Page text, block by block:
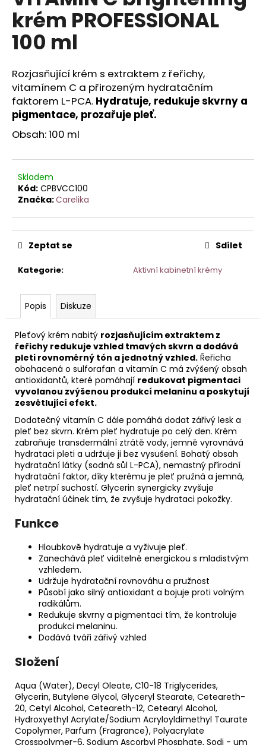
0,0
5
hvězdiček.
krém PROFESSIONAL
100 ml
Rozjasňující krém s extraktem z řeřichy,
vitamínem C a přirozeným hydratačním
faktorem L-PCA. Hydratuje, redukuje skvrny a
pigmentace, prozařuje pleť.
Obsah: 100 ml
Skladem
Kód: CPBVCC100
Značka:Carelika
Kategorie: Aktivní kabinetní krémy
Zeptat se Sdílet
Popis Diskuze
Pleťový krém nabitý rozjasňujícím extraktem z
řeřichy redukuje vzhled tmavých skvrn a dodává
pleti rovnoměrný tón a jednotný vzhled. Řeřicha
obohacená o sulforafan a vitamín C má zvýšený obsah
antioxidantů, které pomáhají redukovat pigmentaci
vyvolanou zvýšenou produkcí melaninu a poskytují
zesvětlující efekt.
Dodatečný vitamín C dále pomáhá dodat zářivý lesk a
pleť bez skvrn. Krém pleť hydratuje po celý den. Krém
zabraňuje transdermální ztrátě vody, jemně vyrovnává
hydrataci pleti a udržuje ji bez vysušení. Bohatý obsah
hydratační látky (sodná sůl L-PCA), nemastný přírodní
hydratační faktor, díky kterému je pleť pružná a jemná,
pleť netrpí suchostí. Glycerin synergicky zvyšuje
hydratační účinek tím, že zvyšuje hydrataci pokožky.
Funkce
Hloubkově hydratuje a vyživuje pleť.
Zanechává pleť viditelně energickou s mladistvým
vzhledem.
Udržuje hydratační rovnováhu a pružnost
Působí jako silný antioxidant a bojuje proti volným
radikálům.
Redukuje skvrny a pigmentaci tím, že kontroluje
produkci melaninu.
Dodává tváři zářivý vzhled
Složení
Aqua (Water), Decyl Oleate, C10-18 Triglycerides,
Glycerin, Butylene Glycol, Glyceryl Stearate, Ceteareth-
20, Cetyl Alcohol, Ceteareth-12, Cetearyl Alcohol,
Hydroxyethyl Acrylate/Sodium Acryloyldimethyl Taurate
Copolymer, Parfum (Fragrance), Polyacrylate
Crosspolymer-6, Sodium Ascorbyl Phosphate, Sodi - um
a
j
í
?
D
o
p
o
č
m
e
TONIKUM
S
HYDRATAČNÍM
KOMPLEXEM
200
ML